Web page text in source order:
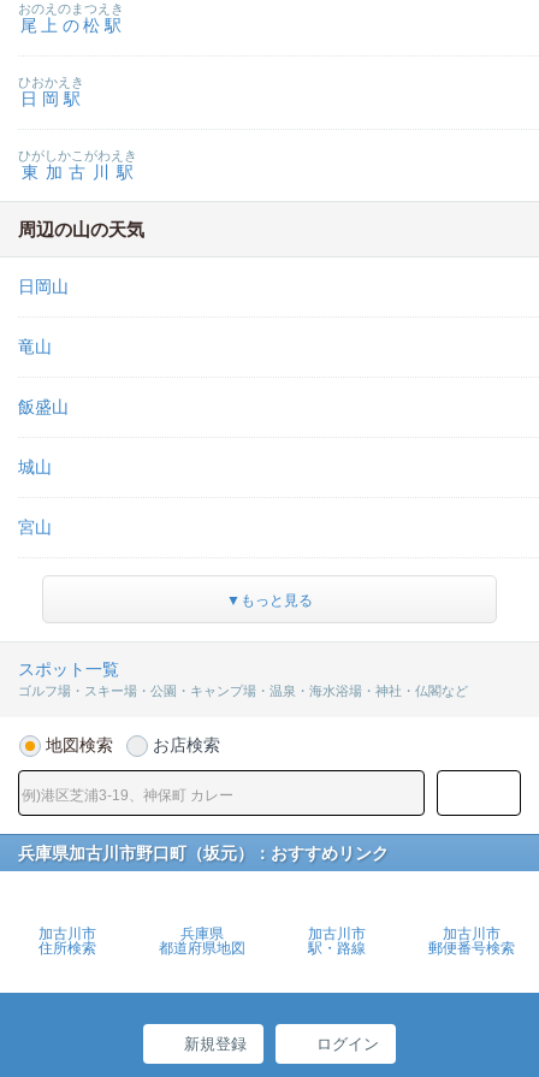
尾上の松駅
おのえのまつえき
日岡駅
ひおかえき
東加古川駅
ひがしかこがわえき
周辺の山の天気
日岡山
竜山
飯盛山
城山
宮山
▼もっと見る
スポット一覧
ゴルフ場・スキー場・公園・キャンプ場・温泉・海水浴場・神社・仏閣など
地図検索 お店検索
兵庫県加古川市野口町（坂元）：おすすめリンク
加古川市
住所検索
兵庫県
都道府県地図
加古川市
駅・路線
加古川市
郵便番号検索
新規登録 ログイン